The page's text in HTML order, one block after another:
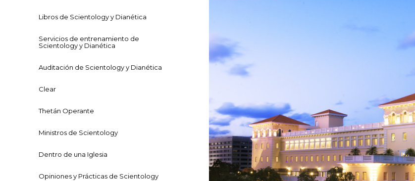
Libros de Scientology y Dianética
Servicios de entrenamiento de
Scientology y Dianética
Auditación de Scientology y Dianética
Clear
Thetán Operante
Ministros de Scientology
Dentro de una Iglesia
Opiniones y Prácticas de Scientology